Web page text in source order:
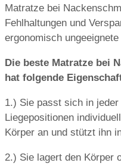
Matratze bei
Fehlhaltungen und
ergonomisch
Die beste Matratze bei
hat folgende
1.) Sie passt sich in
Liegepositionen
Körper an und stützt ihn
2.) Sie lagert den Körper